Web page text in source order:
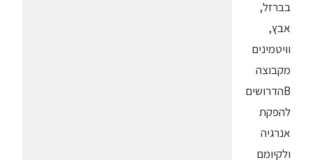
בברזל,
אבץ,
וויטמינים
מקבוצה
Bהדרושים
להפקת
אנרגיה
ולקיומם